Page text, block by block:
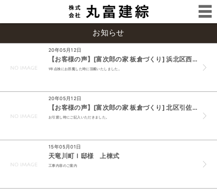
お知らせ
20年05月12日
【お客様の声】[富次郎の家 板倉づくり] 浜北区西美薗 N様邸
1年点検にお邪魔した時に頂戴いたしました。
20年05月12日
【お客様の声】[富次郎の家 板倉づくり] 北区引佐町 M様邸
お引渡し時にご記入いただきました。
15年05月01日
天竜川町Ｉ邸様 上棟式
工事内容のご案内